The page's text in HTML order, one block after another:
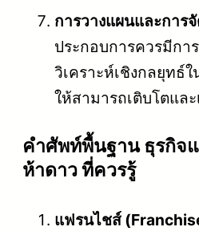
การวางแผนและการ
ประกอบการควรมีกา
วิเคราะห์เชิงกลยุทธ์
ให้สามารถเติบโตแล
คําศัพท์พื้นฐาน ธุรกิจ
ห้าดาว ที่ควรรู้
แฟรนไชส์